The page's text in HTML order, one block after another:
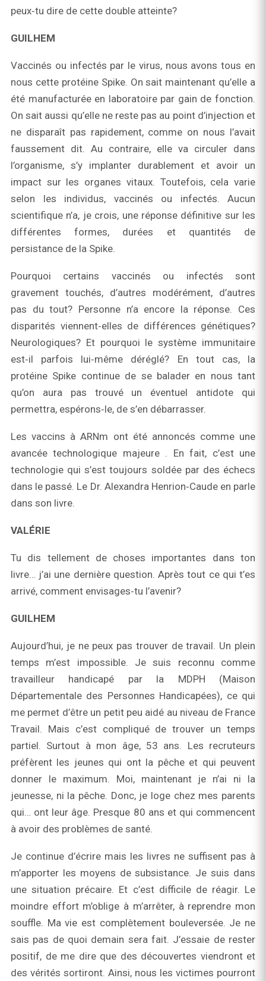
peux‑tu dire de cette double atteinte?
GUILHEM
Vaccinés ou infectés par le virus, nous avons tous en
nous cette protéine Spike. On sait maintenant qu’elle a
été manufacturée en laboratoire par gain de fonction.
On sait aussi qu’elle ne reste pas au point d’injection et
ne disparaît pas rapidement, comme on nous l’avait
faussement dit. Au contraire, elle va circuler dans
l’organisme, s’y implanter durablement et avoir un
impact sur les organes vitaux. Toutefois, cela varie
selon les individus, vaccinés ou infectés. Aucun
scientifique n’a, je crois, une réponse définitive sur les
différentes formes, durées et quantités de
persistance de la Spike.
Pourquoi certains vaccinés ou infectés sont
gravement touchés, d’autres modérément, d’autres
pas du tout? Personne n’a encore la réponse. Ces
disparités viennent‑elles de différences génétiques?
Neurologiques? Et pourquoi le système immunitaire
est‑il parfois lui‑même déréglé? En tout cas, la
protéine Spike continue de se balader en nous tant
qu’on aura pas trouvé un éventuel antidote qui
permettra, espérons‑le, de s’en débarrasser.
Les vaccins à ARNm ont été annoncés comme une
avancée technologique majeure . En fait, c’est une
technologie qui s’est toujours soldée par des échecs
dans le passé. Le Dr. Alexandra Henrion‑Caude en parle
dans son livre.
VALÉRIE
Tu dis tellement de choses importantes dans ton
livre… j’ai une dernière question. Après tout ce qui t’es
arrivé, comment envisages‑tu l’avenir?
GUILHEM
Aujourd’hui, je ne peux pas trouver de travail. Un plein
temps m’est impossible. Je suis reconnu comme
travailleur handicapé par la MDPH (Maison
Départementale des Personnes Handicapées), ce qui
me permet d’être un petit peu aidé au niveau de France
Travail. Mais c’est compliqué de trouver un temps
partiel. Surtout à mon âge, 53 ans. Les recruteurs
préfèrent les jeunes qui ont la pêche et qui peuvent
donner le maximum. Moi, maintenant je n’ai ni la
jeunesse, ni la pêche. Donc, je loge chez mes parents
qui… ont leur âge. Presque 80 ans et qui commencent
à avoir des problèmes de santé.
Je continue d’écrire mais les livres ne suffisent pas à
m’apporter les moyens de subsistance. Je suis dans
une situation précaire. Et c’est difficile de réagir. Le
moindre effort m’oblige à m’arrêter, à reprendre mon
souffle. Ma vie est complètement bouleversée. Je ne
sais pas de quoi demain sera fait. J’essaie de rester
positif, de me dire que des découvertes viendront et
des vérités sortiront. Ainsi, nous les victimes pourront